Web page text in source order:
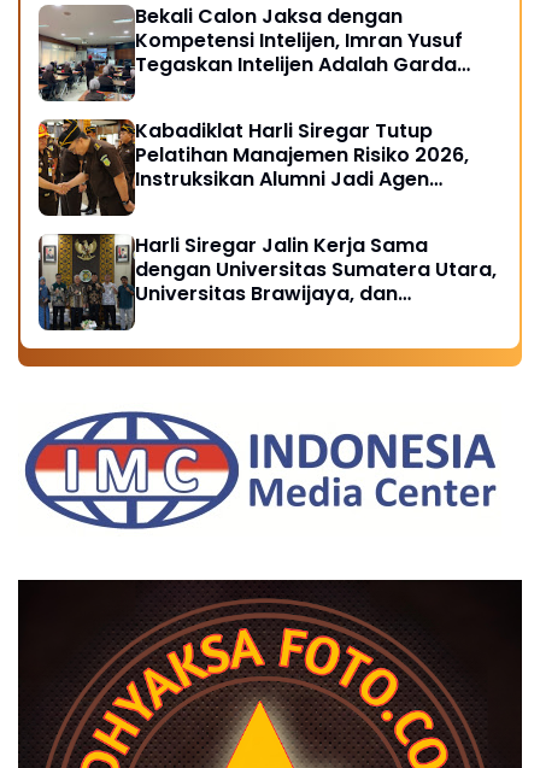
Bekali Calon Jaksa dengan
Kompetensi Intelijen, Imran Yusuf
Tegaskan Intelijen Adalah Garda
Kabadiklat Harli Siregar Tutup
Pelatihan Manajemen Risiko 2026,
Instruksikan Alumni Jadi Agen
Harli Siregar Jalin Kerja Sama
dengan Universitas Sumatera Utara,
Universitas Brawijaya, dan
Tempuh Pendidikan Doktor (S3)